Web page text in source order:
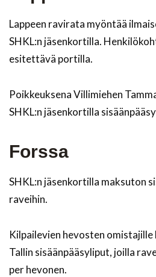
Lappeen ravirata myöntää
SHKL:n jäsenkortilla.
esitettävä portilla.
Poikkeuksena Villimiehen
SHKL:n jäsenkortilla
Forssa
SHKL:n jäsenkortilla maksuton
raveihin.
Kilpailevien hevosten
Tallin sisäänpääsyliput, joilla
per hevonen.